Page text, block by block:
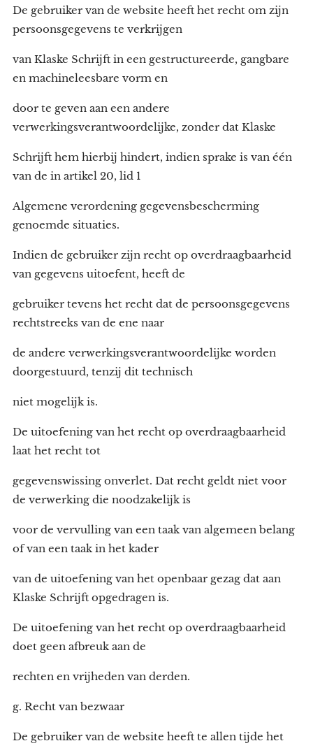
De gebruiker van de website heeft het recht om zijn
persoonsgegevens te verkrijgen
van Klaske Schrijft in een gestructureerde, gangbare
en machineleesbare vorm en
door te geven aan een andere
verwerkingsverantwoordelijke, zonder dat Klaske
Schrijft hem hierbij hindert, indien sprake is van één
van de in artikel 20, lid 1
Algemene verordening gegevensbescherming
genoemde situaties.
Indien de gebruiker zijn recht op overdraagbaarheid
van gegevens uitoefent, heeft de
gebruiker tevens het recht dat de persoonsgegevens
rechtstreeks van de ene naar
de andere verwerkingsverantwoordelijke worden
doorgestuurd, tenzij dit technisch
niet mogelijk is.
De uitoefening van het recht op overdraagbaarheid
laat het recht tot
gegevenswissing onverlet. Dat recht geldt niet voor
de verwerking die noodzakelijk is
voor de vervulling van een taak van algemeen belang
of van een taak in het kader
van de uitoefening van het openbaar gezag dat aan
Klaske Schrijft opgedragen is.
De uitoefening van het recht op overdraagbaarheid
doet geen afbreuk aan de
rechten en vrijheden van derden.
g. Recht van bezwaar
De gebruiker van de website heeft te allen tijde het